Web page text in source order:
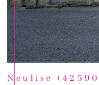
Neulise